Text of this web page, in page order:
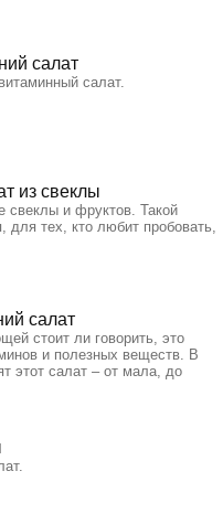
салат
салат.
из свеклы
свеклы и фруктов. Такой
для тех, кто любит пробовать,
салат
стоит ли говорить, это
и полезных веществ. В
этот салат – от мала, до